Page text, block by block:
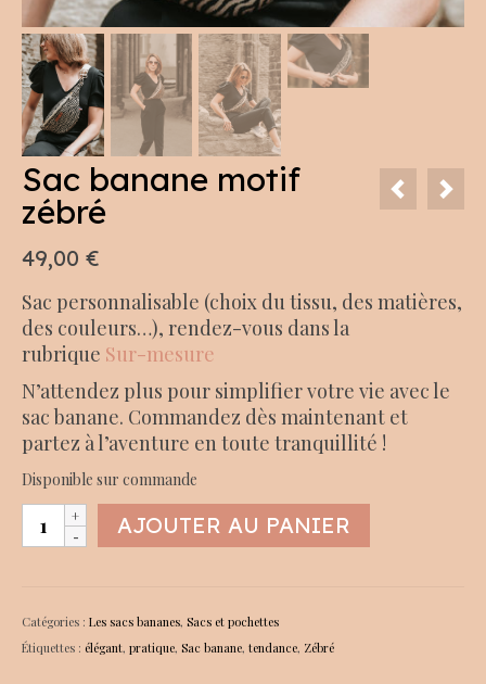
Sac banane motif
zébré
49,00 €
Sac personnalisable (choix du tissu, des matières,
des couleurs…), rendez-vous dans la
rubrique Sur-mesure
N’attendez plus pour simplifier votre vie avec le
sac banane. Commandez dès maintenant et
partez à l’aventure en toute tranquillité !
Disponible sur commande
quantité
de
motif
zébré
AJOUTER AU PANIER
Catégories : Les sacs bananes, Sacs et pochettes
Étiquettes : élégant, pratique, Sac banane, tendance, Zébré